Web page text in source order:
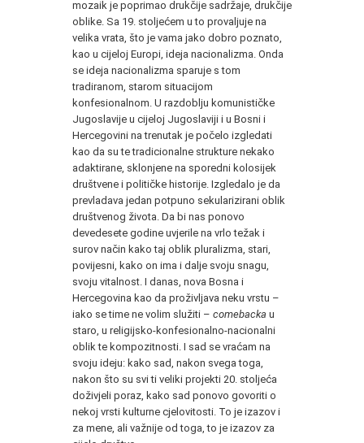
mozaik je poprimao drukčije sadržaje, drukčije
oblike. Sa 19. stoljećem u to provaljuje na
velika vrata, što je vama jako dobro poznato,
kao u cijeloj Europi, ideja nacionalizma. Onda
se ideja nacionalizma sparuje s tom
tradiranom, starom situacijom
konfesionalnom. U razdoblju komunističke
Jugoslavije u cijeloj Jugoslaviji i u Bosni i
Hercegovini na trenutak je počelo izgledati
kao da su te tradicionalne strukture nekako
adaktirane, sklonjene na sporedni kolosijek
društvene i političke historije. Izgledalo je da
prevladava jedan potpuno sekularizirani oblik
društvenog života. Da bi nas ponovo
devedesete godine uvjerile na vrlo težak i
surov način kako taj oblik pluralizma, stari,
povijesni, kako on ima i dalje svoju snagu,
svoju vitalnost. I danas, nova Bosna i
Hercegovina kao da proživljava neku vrstu –
iako se time ne volim služiti – comebacka u
staro, u religijsko-konfesionalno-nacionalni
oblik te kompozitnosti. I sad se vraćam na
svoju ideju: kako sad, nakon svega toga,
nakon što su svi ti veliki projekti 20. stoljeća
doživjeli poraz, kako sad ponovo govoriti o
nekoj vrsti kulturne cjelovitosti. To je izazov i
za mene, ali važnije od toga, to je izazov za